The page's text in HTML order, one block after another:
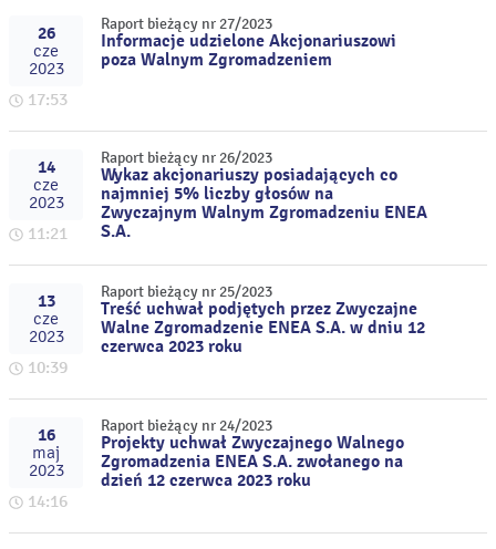
26
cze
2023
17:53
Raport bieżący nr 27/2023
Informacje udzielone Akcjonariuszowi
poza Walnym Zgromadzeniem
14
cze
2023
11:21
Raport bieżący nr 26/2023
Wykaz akcjonariuszy posiadających co
najmniej 5% liczby głosów na
Zwyczajnym Walnym Zgromadzeniu ENEA
S.A.
13
cze
2023
10:39
Raport bieżący nr 25/2023
Treść uchwał podjętych przez Zwyczajne
Walne Zgromadzenie ENEA S.A. w dniu 12
czerwca 2023 roku
16
maj
2023
14:16
Raport bieżący nr 24/2023
Projekty uchwał Zwyczajnego Walnego
Zgromadzenia ENEA S.A. zwołanego na
dzień 12 czerwca 2023 roku